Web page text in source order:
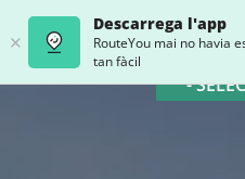
Descarrega l'app
RouteYou mai no havia
tan fàcil
-